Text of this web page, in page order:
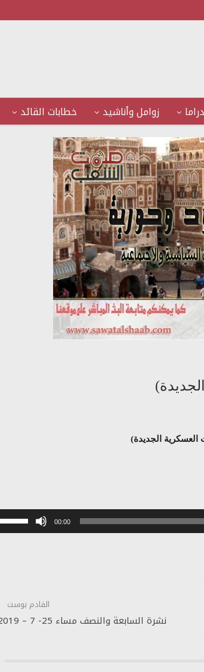
زوامل وأناشيد خطابات القائد
الجديدة)
00:00
القادم بوست
نشرة السابعة والنصف مساء 25- 7 – 2019م